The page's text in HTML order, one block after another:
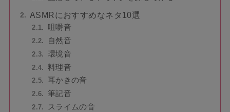
ASMRにおすすめなネタ10選
咀嚼音
自然音
環境音
料理音
耳かきの音
筆記音
スライムの音